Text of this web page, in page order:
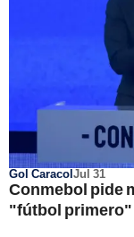
Gol CaracolJul 31
Conmebol pide
"fútbol primero"